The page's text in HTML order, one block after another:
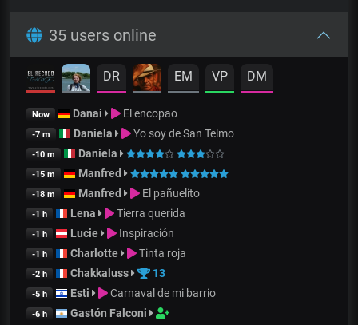
35 users online
DR EM VP DM
Now Danai El encopao
-7 m Daniela Yo soy de San Telmo
-10 m Daniela
-15 m Manfred
-18 m Manfred El pañuelito
-1 h Lena Tierra querida
-1 h Lucie Inspiración
-1 h Charlotte Tinta roja
-2 h Chakkaluss 13
-5 h Esti Carnaval de mi barrio
-6 h Gastón Falconi